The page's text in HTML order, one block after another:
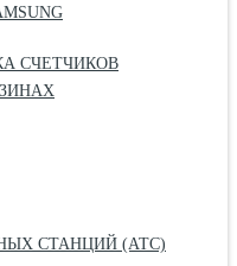
СЧЕТЧИКОВ
СТАНЦИЙ (АТС)